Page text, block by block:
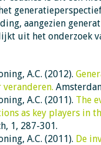
aangezien
uit het onderzoek
A.C. (2012).
A.C. (2011). The
as key players in
1, 287-301.
A.C. (2011). De